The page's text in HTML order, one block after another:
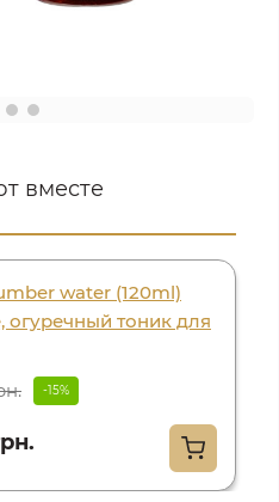
вместе
water (120ml)
огуречный тоник для
-15%